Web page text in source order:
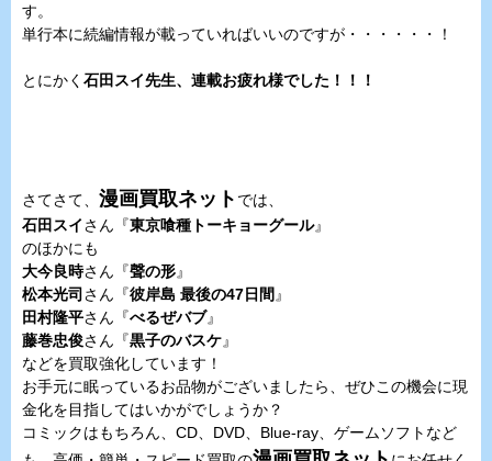
す。
単行本に続編情報が載っていればいいのですが・・・・・・！
とにかく 石田スイ先生、連載お疲れ様でした！！！
さてさて、 漫画買取ネット では、
石田スイさん『東京喰種トーキョーグール』
のほかにも
大今良時さん『聲の形』
松本光司 さん『彼岸島 最後の47日間 』
田村隆平さん『べるぜバブ』
藤巻忠俊さん『黒子のバスケ』
などを買取強化しています！
お手元に眠っているお品物がございましたら、ぜひこの機会に現
金化を目指してはいかがでしょうか？
コミックはもちろん、CD、DVD、Blue-ray、ゲームソフトなど